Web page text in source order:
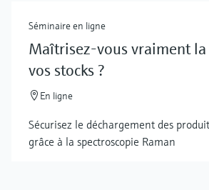
Séminaire en ligne
Maîtrisez-vous vraiment la
vos stocks ?
En ligne
Sécurisez le déchargement des
grâce à la spectroscopie Raman